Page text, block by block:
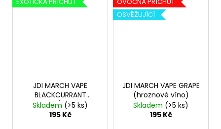
EXOTICKÁ PŘÍCHUŤ
JDI MARCH VAPE
BLACKCURRANT
MANGO (mango a
černý rybíz)
Skladem (>5 ks)
195 Kč
OVOCNÁ PŘÍCHUŤ
OSVĚŽUJÍCÍ
JDI MARCH VAPE GRAPE
(hroznové víno)
Skladem (>5 ks)
195 Kč